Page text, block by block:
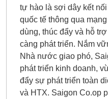
tự hào là sợi dây kết
quốc tế thông qua
dùng, thúc đẩy và hỗ
càng phát triển. Nắm
Nhà nước giao phó,
phát triển kinh doanh,
đẩy sự phát triển toàn
và HTX. Saigon Co.op